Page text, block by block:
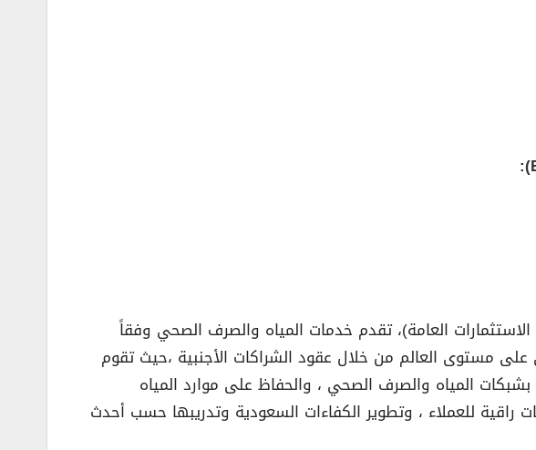
العامة)، تقدم خدمات المياه والصرف الصحي وفقاً
مستوى العالم من خلال عقود الشراكات الأجنبية ،حيث تقوم
المياه والصرف الصحي ، والحفاظ على موارد المياه
راقية للعملاء ، وتطوير الكفاءات السعودية وتدريبها حسب أحدث